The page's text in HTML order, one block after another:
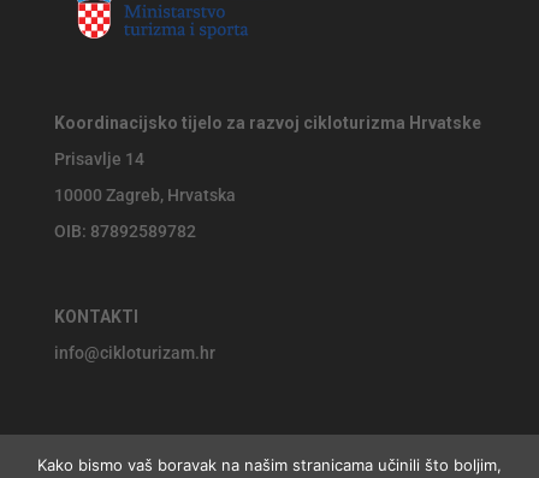
Koordinacijsko tijelo za razvoj cikloturizma Hrvatske
Prisavlje 14
10000 Zagreb, Hrvatska
OIB: 87892589782
KONTAKTI
info@cikloturizam.hr
Kako bismo vaš boravak na našim stranicama učinili što boljim,